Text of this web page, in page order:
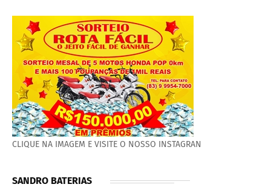
CLIQUE NA IMAGEM E VISITE O NOSSO INSTAGRAN
SANDRO BATERIAS